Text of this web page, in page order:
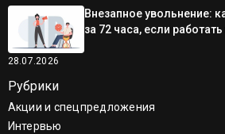
28.07.2026
Внезапное увольнение:
за 72 часа, если
Рубрики
Акции и спецпредложения
Интервью